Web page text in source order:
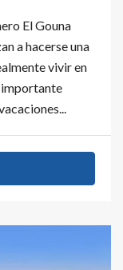
El Gouna
a hacerse una
vivir en
importante